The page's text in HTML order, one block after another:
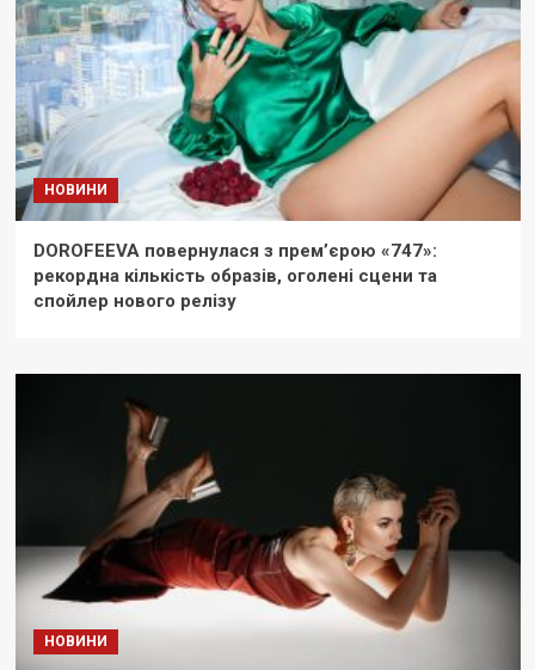
НОВИНИ
DOROFEEVA повернулася з прем’єрою «747»:
рекордна кількість образів, оголені сцени та
спойлер нового релізу
НОВИНИ